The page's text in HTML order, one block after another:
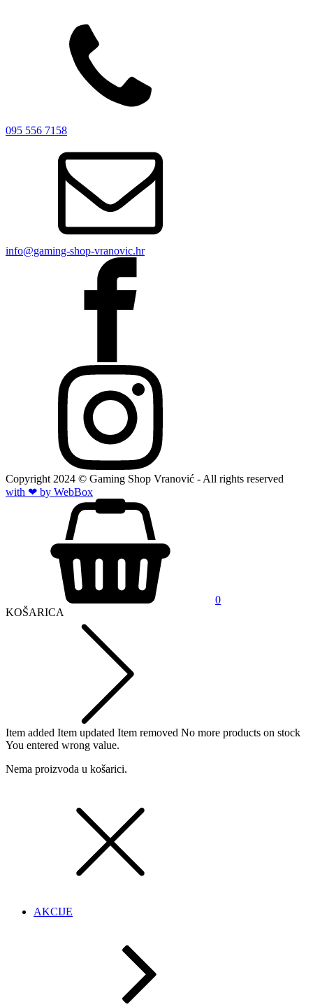
095 556 7158
info@gaming-shop-vranovic.hr
Copyright 2024 © Gaming Shop Vranović - All rights reserved
with ❤ by WebBox
0
KOŠARICA
Item added Item updated Item removed No more products on stock
You entered wrong value.
Nema proizvoda u košarici.
AKCIJE